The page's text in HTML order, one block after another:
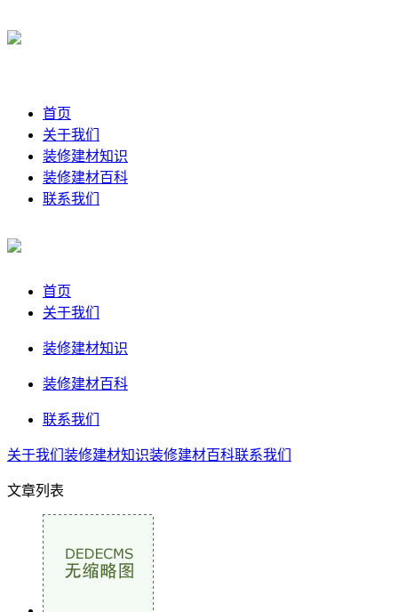
首页
关于我们
装修建材知识
装修建材百科
联系我们
首页
关于我们
装修建材知识
装修建材百科
联系我们
关于我们 装修建材知识装修建材百科联系我们
文章列表